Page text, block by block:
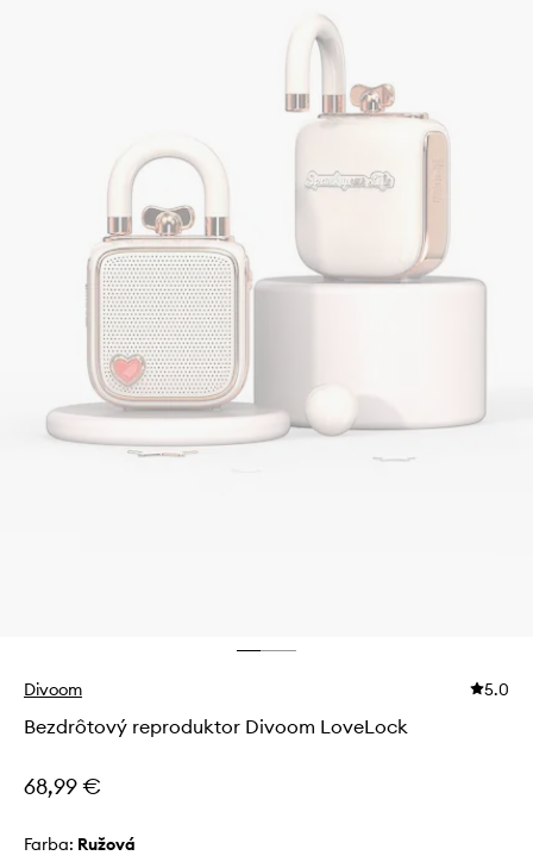
Divoom 5.0
Bezdrôtový reproduktor Divoom LoveLock
68,99 €
Farba: ružová